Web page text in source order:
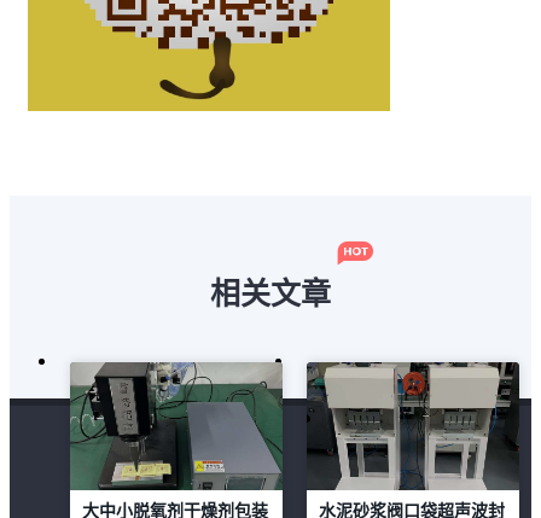
相关文章
大中小脱氧剂干燥剂包装 水泥砂浆阀口袋超声波封